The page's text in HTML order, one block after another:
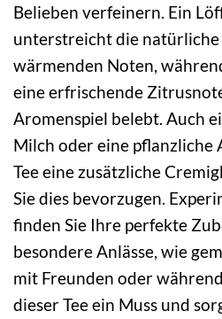
Belieben verfeinern. Ein
unterstreicht die natürliche
wärmenden Noten,
eine erfrischende
Aromenspiel belebt. Auch
Milch oder eine pflanzliche
Tee eine zusätzliche
Sie dies bevorzugen.
finden Sie Ihre perfekte
besondere Anlässe, wie
mit Freunden oder
dieser Tee ein Muss und